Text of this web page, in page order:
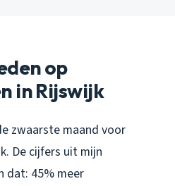
op
in Rijswijk
zwaarste maand voor
De cijfers uit mijn
dat: 45% meer